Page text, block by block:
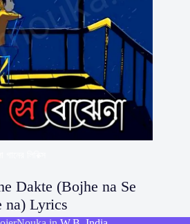
Dakte (Bojhe na Se
na) Lyrics